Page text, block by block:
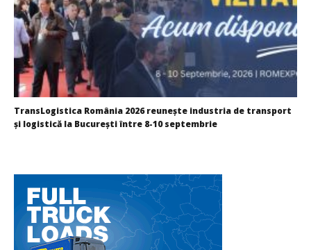
TransLogistica România 2026 reunește industria de transport
și logistică la București între 8-10 septembrie